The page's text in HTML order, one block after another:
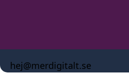
hej@merdigitalt.se